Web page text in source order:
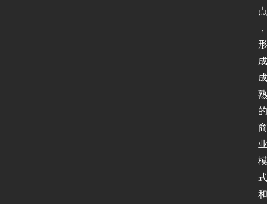
点
，
形
成
成
熟
的
商
业
模
式
和